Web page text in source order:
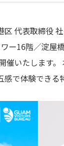
代表取締役
ー16階／淀屋
いたします
で体験できる